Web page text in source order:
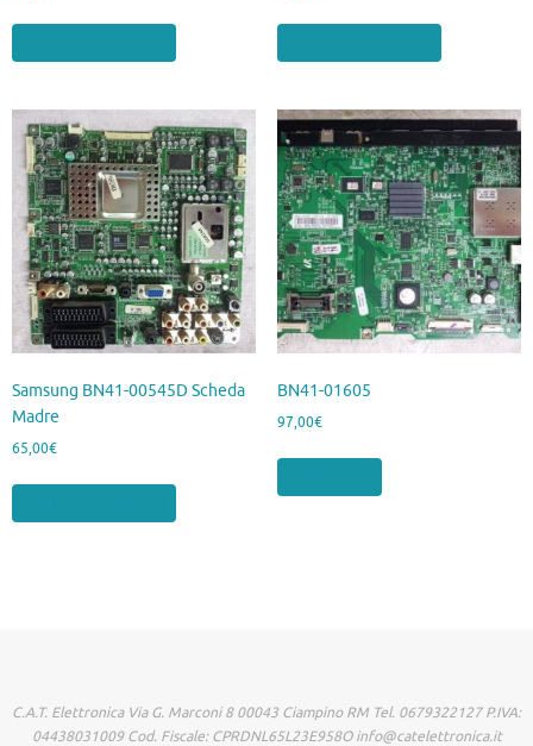
Samsung BN41-00545D Scheda
Madre
65,00€
BN41-01605
97,00€
C.A.T. Elettronica Via G. Marconi 8 00043 Ciampino RM Tel. 0679322127 P.IVA:
04438031009 Cod. Fiscale: CPRDNL65L23E958O info@catelettronica.it